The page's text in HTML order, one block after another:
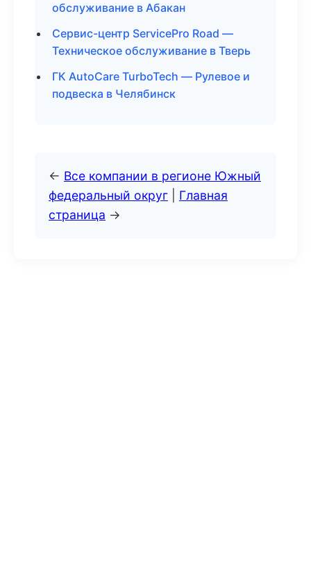
обслуживание в Абакан
Сервис-центр ServicePro Road —
Техническое обслуживание в Тверь
ГК AutoCare TurboTech — Рулевое и
подвеска в Челябинск
← Все компании в регионе Южный
федеральный округ
Главная
страница →